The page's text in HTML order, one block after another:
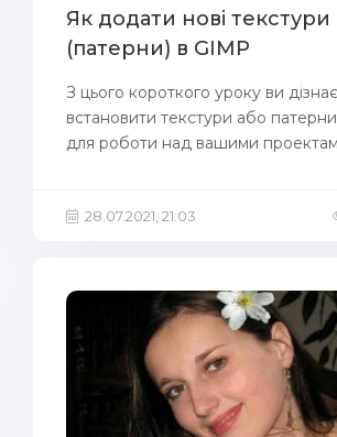
Як додати нові текстури
(патерни) в GIMP
З цього короткого уроку ви
встановити текстури або
для роботи над вашими
28.07.2021, 21:03